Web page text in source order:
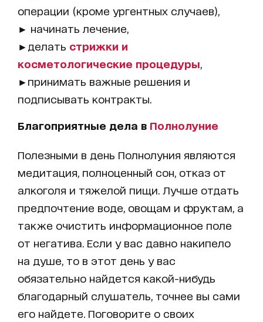
операции (кроме ургентных случаев),
► начинать лечение,
►делать стрижки и
косметологические процедуры
►принимать важные решения и
подписывать контракты.
Благоприятные дела в Полнолуние
Полезными в день Полнолуния являются
медитация, полноценный сон, отказ от
алкоголя и тяжелой пищи. Лучше отдать
предпочтение воде, овощам и фруктам, а
также очистить информационное поле
от негатива. Если у вас давно накипело
на душе, то в этот день у вас
обязательно найдется какой-нибудь
благодарный слушатель, точнее вы сами
его найдете. Поговорите о своих